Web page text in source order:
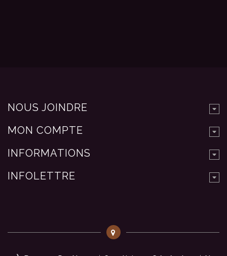
NOUS JOINDRE
MON COMPTE
INFORMATIONS
INFOLETTRE